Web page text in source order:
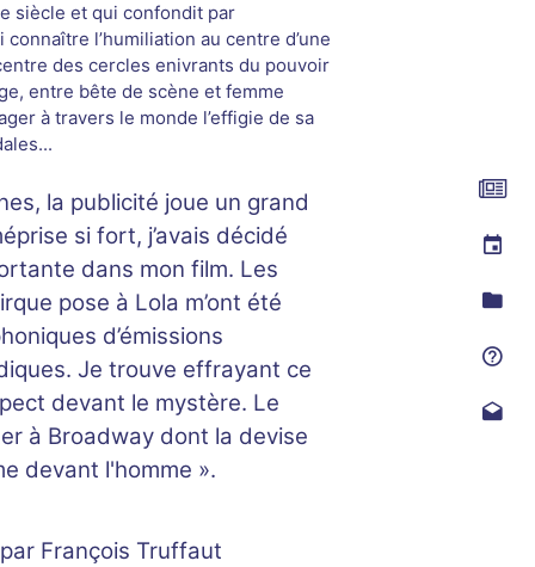
siècle et qui confondit par
l’humiliation au centre d’une
des cercles enivrants du pouvoir
entre bête de scène et femme
à travers le monde l’effigie de sa
la publicité joue un grand
si fort, j’avais décidé
dans mon film. Les
pose à Lola m’ont été
d’émissions
Je trouve effrayant ce
devant le mystère. Le
à Broadway dont la devise
devant l'homme ».
François Truffaut